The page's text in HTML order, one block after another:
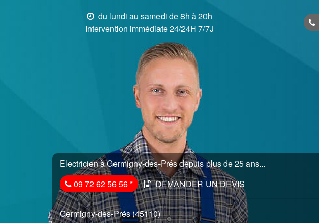
du lundi au samedi de 8h à 20h
Intervention immédiate 24/24H 7/7J
Electricien à Germigny-des-Prés depuis plus de 25 ans...
09 72 62 56 56* DEMANDER UN DEVIS
Germigny-des-Prés (45110)